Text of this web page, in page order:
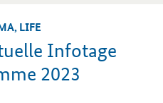
LIFE
In­fo­ta­ge
2023